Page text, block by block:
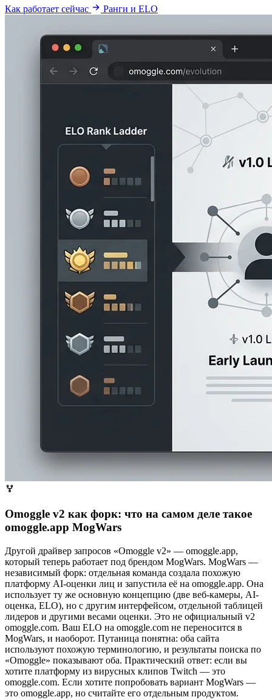
Как работает сейчас Ранги и ELO
Omoggle v2 как форк: что на самом деле такое
omoggle.app MogWars
Другой драйвер запросов «Omoggle v2» — omoggle.app,
который теперь работает под брендом MogWars. MogWars —
независимый форк: отдельная команда создала похожую
платформу AI-оценки лиц и запустила её на omoggle.app. Она
использует ту же основную концепцию (две веб-камеры, AI-
оценка, ELO), но с другим интерфейсом, отдельной таблицей
лидеров и другими весами оценки. Это не официальный v2
omoggle.com. Ваш ELO на omoggle.com не переносится в
MogWars, и наоборот. Путаница понятна: оба сайта
используют похожую терминологию, и результаты поиска по
«Omoggle» показывают оба. Практический ответ: если вы
хотите платформу из вирусных клипов Twitch — это
omoggle.com. Если хотите попробовать вариант MogWars —
это omoggle.app, но считайте его отдельным продуктом.